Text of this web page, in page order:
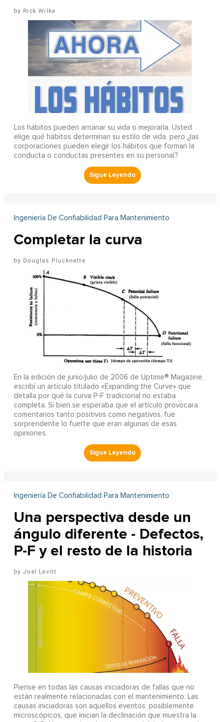
Rick Wilke
Los hábitos pueden arruinar su vida o mejorarla. Usted
elige qué hábitos determinan su estilo de vida, pero ¿las
corporaciones pueden elegir los hábitos que forman la
conducta o conductas presentes en su personal?
Ingeniería De Confiabilidad Para Mantenimiento
Completar la curva
Douglas Plucknette
En la edición de junio/julio de 2006 de Uptime® Magazine,
escribí un artículo titulado «Expanding the Curve» que
detalla por qué la curva P-F tradicional no estaba
completa. Si bien se esperaba que el artículo provocara
comentarios tanto positivos como negativos, fue
sorprendente lo fuerte que eran algunas de esas
opiniones.
Ingeniería De Confiabilidad Para Mantenimiento
Una perspectiva desde un
ángulo diferente - Defectos,
P-F y el resto de la historia
Joel Levitt
Piense en todas las causas iniciadoras de fallas que no
están realmente relacionadas con el mantenimiento. Las
causas iniciadoras son aquellos eventos, posiblemente
microscópicos, que inician la declinación que muestra la